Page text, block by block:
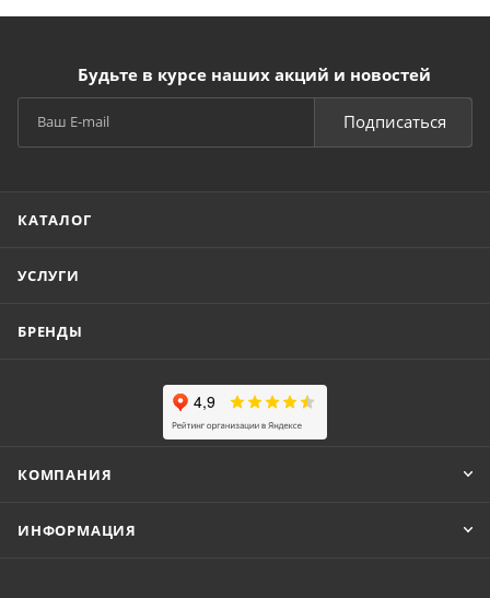
Будьте в курсе наших акций и новостей
Подписаться
КАТАЛОГ
УСЛУГИ
БРЕНДЫ
КОМПАНИЯ
ИНФОРМАЦИЯ